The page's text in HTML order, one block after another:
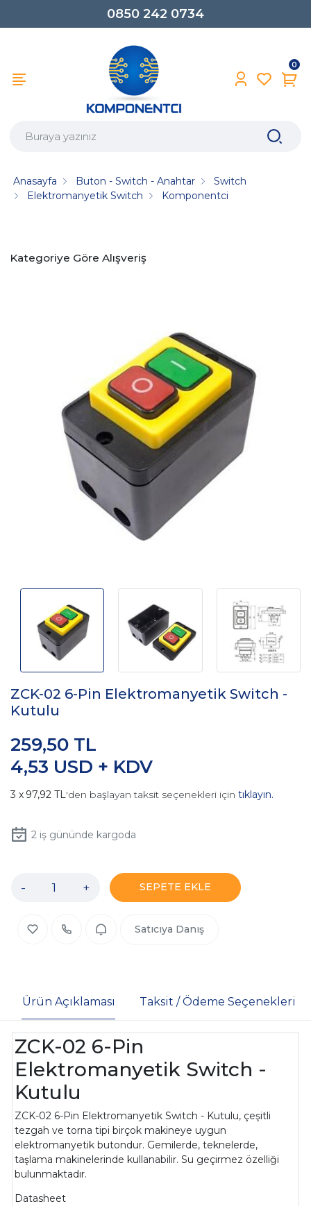
0850 242 0734
0
Anasayfa Buton - Switch - Anahtar
Switch
Elektromanyetik Switch
Komponentci
Kategoriye Göre Alışveriş
ZCK-02 6-Pin Elektromanyetik Switch -
Kutulu
4,53 USD + KDV
259,50 TL
97,92 TL'den başlayan taksit seçenekleri için tıklayın.
2iş gününde kargoda
- + SEPETE EKLE
Satıcıya Danış
Ürün Açıklaması Taksit / Ödeme Seçenekleri
ZCK-02 6-Pin
Elektromanyetik Switch -
Kutulu
ZCK-02 6-Pin Elektromanyetik Switch - Kutulu, çeşitli
tezgah ve torna tipi birçok makineye uygun
elektromanyetik butondur. Gemilerde, teknelerde,
taşlama makinelerinde kullanabilir. Su geçirmez özelliği
bulunmaktadır.
Datasheet